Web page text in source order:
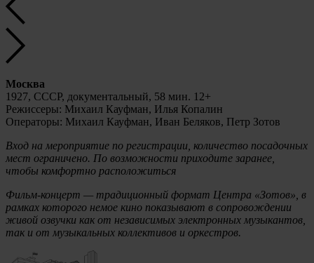
Москва
1927, СССР, документальный, 58 мин. 12+
Режиссеры: Михаил Кауфман, Илья Копалин
Операторы: Михаил Кауфман, Иван Беляков, Петр Зотов
Вход на мероприятие по регистрации, количество посадочных
мест ограничено. По возможности приходите заранее,
чтобы комфортно расположиться
Фильм-концерт — традиционный формат Центра «Зотов», в
рамках которого немое кино показывают в сопровождении
живой озвучки как от независимых электронных музыкантов,
так и от музыкальных коллективов и оркестров.